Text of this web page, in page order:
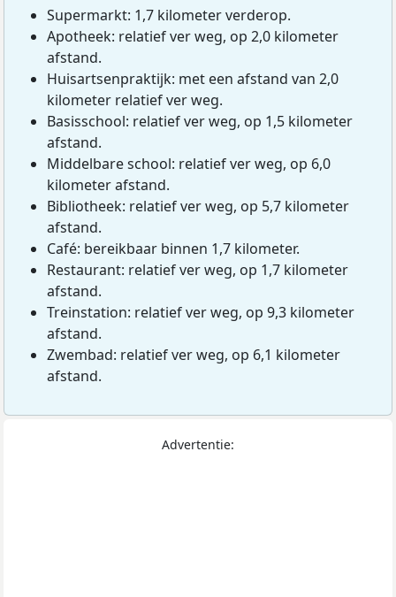
Supermarkt: 1,7 kilometer verderop.
Apotheek: relatief ver weg, op 2,0 kilometer
afstand.
Huisartsenpraktijk: met een afstand van 2,0
kilometer relatief ver weg.
Basisschool: relatief ver weg, op 1,5 kilometer
afstand.
Middelbare school: relatief ver weg, op 6,0
kilometer afstand.
Bibliotheek: relatief ver weg, op 5,7 kilometer
afstand.
Café: bereikbaar binnen 1,7 kilometer.
Restaurant: relatief ver weg, op 1,7 kilometer
afstand.
Treinstation: relatief ver weg, op 9,3 kilometer
afstand.
Zwembad: relatief ver weg, op 6,1 kilometer
afstand.
Advertentie: